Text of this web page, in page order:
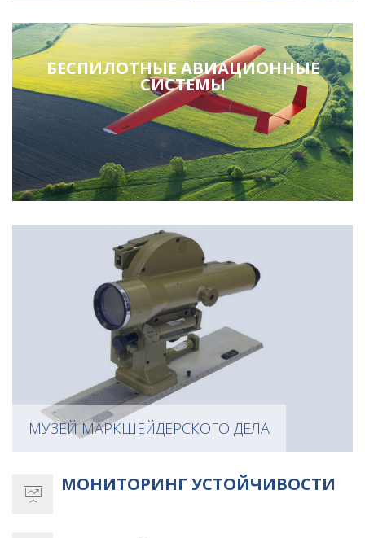
БЕСПИЛОТНЫЕ АВИАЦИОННЫЕ
СИСТЕМЫ
МУЗЕЙ МАРКШЕЙДЕРСКОГО ДЕЛА
МОНИТОРИНГ УСТОЙЧИВОСТИ